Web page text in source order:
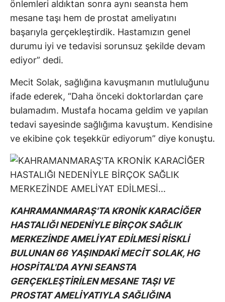
önlemleri aldıktan sonra aynı seansta hem
mesane taşı hem de prostat ameliyatını
başarıyla gerçekleştirdik. Hastamızın genel
durumu iyi ve tedavisi sorunsuz şekilde devam
ediyor” dedi.
Mecit Solak, sağlığına kavuşmanın mutluluğunu
ifade ederek, “Daha önceki doktorlardan çare
bulamadım. Mustafa hocama geldim ve yapılan
tedavi sayesinde sağlığıma kavuştum. Kendisine
ve ekibine çok teşekkür ediyorum” diye konuştu.
KAHRAMANMARAŞ'TA KRONİK KARACİĞER
HASTALIĞI NEDENİYLE BİRÇOK SAĞLIK
MERKEZİNDE AMELİYAT EDİLMESİ RİSKLİ
BULUNAN 66 YAŞINDAKİ MECİT SOLAK, HG
HOSPİTAL'DA AYNI SEANSTA
GERÇEKLEŞTİRİLEN MESANE TAŞI VE
PROSTAT AMELİYATIYLA SAĞLIĞINA